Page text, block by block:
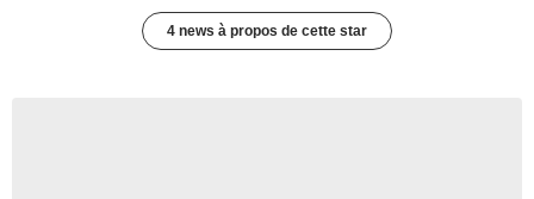
4 news à propos de cette star